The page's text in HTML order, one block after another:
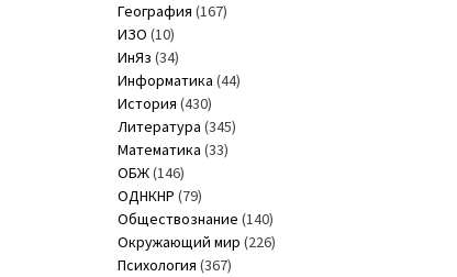
География (167)
ИЗО (10)
ИнЯз (34)
Информатика (44)
История (430)
Литература (345)
Математика (33)
ОБЖ(146)
ОДНКНР (79)
Обществознание (140)
Окружающий мир (226)
Психология (367)